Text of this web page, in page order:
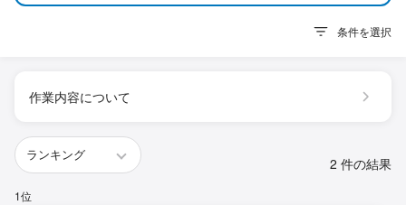
条件を選択
作業内容について
2 件の結果
1位